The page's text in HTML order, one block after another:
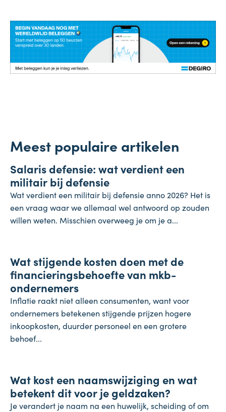
Meest populaire artikelen
7 augustus 2026
Salaris defensie: wat verdient een
militair bij defensie
Wat verdient een militair bij defensie anno 2026? Het is
een vraag waar we allemaal wel antwoord op zouden
willen weten. Misschien overweeg je om je a...
4 augustus 2026
Wat stijgende kosten doen met de
financieringsbehoefte van mkb-
ondernemers
Inflatie raakt niet alleen consumenten, want voor
ondernemers betekenen stijgende prijzen hogere
inkoopkosten, duurder personeel en een grotere
behoef...
31 juli 2026
Wat kost een naamswijziging en wat
betekent dit voor je geldzaken?
Je verandert je naam na een huwelijk, scheiding of om